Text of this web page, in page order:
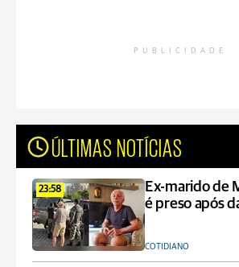
PUBLICIDADE
ÚLTIMAS NOTÍCIAS
23:58
Ex-marido de
é preso após
COTIDIANO